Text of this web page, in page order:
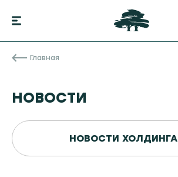
Главная
НОВОСТИ
НОВОСТИ ХОЛДИНГА